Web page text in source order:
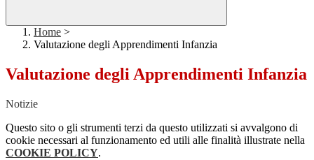
Home >
Valutazione degli Apprendimenti Infanzia
Valutazione degli Apprendimenti Infanzia
Notizie
Questo sito o gli strumenti terzi da questo utilizzati si avvalgono di
cookie necessari al funzionamento ed utili alle finalità illustrate nella
COOKIE POLICY.